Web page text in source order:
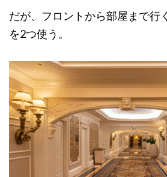
だが、フロントから部屋まで行
を2つ使う。